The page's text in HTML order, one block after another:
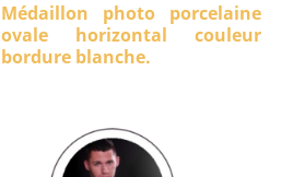
Médaillon photo porcelaine
ovale horizontal couleur
bordure blanche.